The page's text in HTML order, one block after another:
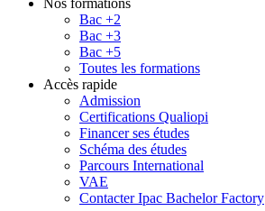
Nos formations
Bac +2
Bac +3
Bac +5
Toutes les formations
Accès rapide
Admission
Certifications Qualiopi
Financer ses études
Schéma des études
Parcours International
VAE
Contacter Ipac Bachelor Factory